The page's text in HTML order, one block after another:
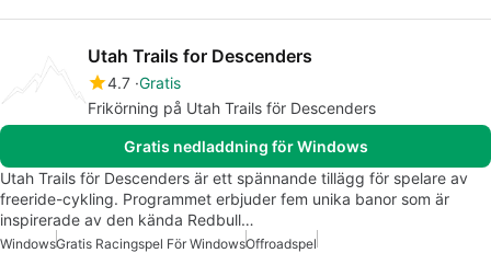
Utah Trails for Descenders
4.7 Gratis
Frikörning på Utah Trails för Descenders
Gratis nedladdning för Windows
Utah Trails för Descenders är ett spännande tillägg för spelare av
freeride-cykling. Programmet erbjuder fem unika banor som är
inspirerade av den kända Redbull…
WindowsGratis Racingspel För WindowsOffroadspel